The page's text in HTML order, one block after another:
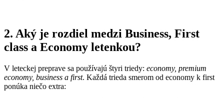
2. Aký je rozdiel medzi Business, First
class a Economy letenkou?
V leteckej preprave sa používajú štyri triedy: economy, premium
economy, business a first. Každá trieda smerom od economy k first
ponúka niečo extra: